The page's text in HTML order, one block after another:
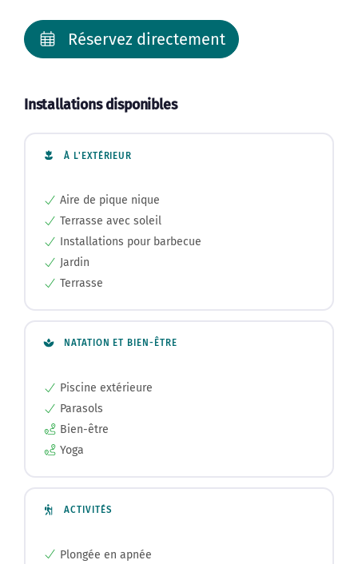
Réservez directement
Installations disponibles
À L'EXTÉRIEUR
Aire de pique nique
Terrasse avec soleil
Installations pour barbecue
Jardin
Terrasse
NATATION ET BIEN-ÊTRE
Piscine extérieure
Parasols
Bien-être
Yoga
ACTIVITÉS
Plongée en apnée